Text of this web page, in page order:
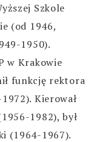
Szkole
(od 1946,
1950).
w Krakowie
funkcję rektora
Kierował
1982), był
(1964-1967).